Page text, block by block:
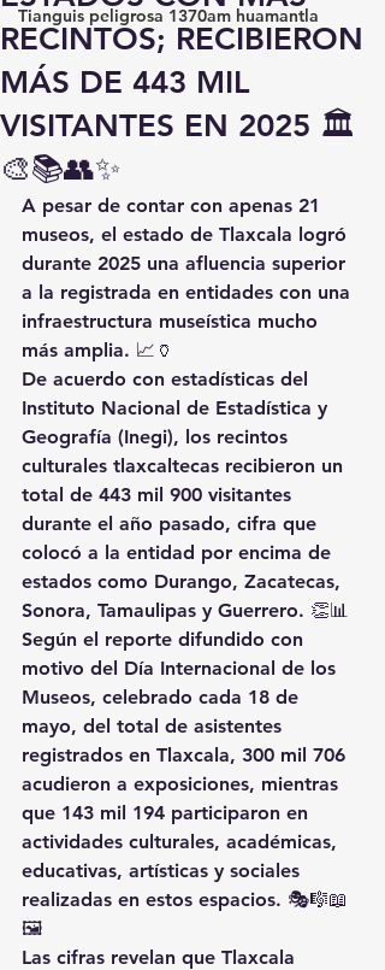
Tianguis peligrosa 1370am huamantla
RECINTOS; RECIBIERON
MÁS DE 443 MIL
VISITANTES EN 2025 🏛️
🎨📚👥✨
A pesar de contar con apenas 21
museos, el estado de Tlaxcala logró
durante 2025 una afluencia superior
a la registrada en entidades con una
infraestructura museística mucho
más amplia. 📈🏺
De acuerdo con estadísticas del
Instituto Nacional de Estadística y
Geografía (Inegi), los recintos
culturales tlaxcaltecas recibieron un
total de 443 mil 900 visitantes
durante el año pasado, cifra que
colocó a la entidad por encima de
estados como Durango, Zacatecas,
Sonora, Tamaulipas y Guerrero. 👏📊
Según el reporte difundido con
motivo del Día Internacional de los
Museos, celebrado cada 18 de
mayo, del total de asistentes
registrados en Tlaxcala, 300 mil 706
acudieron a exposiciones, mientras
que 143 mil 194 participaron en
actividades culturales, académicas,
educativas, artísticas y sociales
realizadas en estos espacios. 🎭🎼📖
🖼️
Las cifras revelan que Tlaxcala